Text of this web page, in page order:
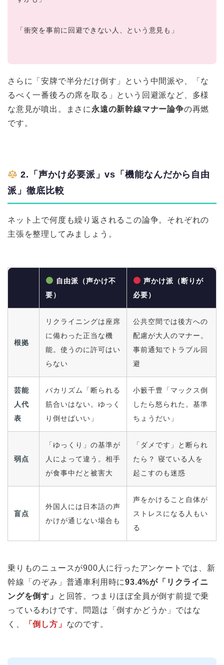
「衝突を事前に回避できない人、という意見も」
さらに「安牌で半分だけ倒す」という中間派や、「な
るべく一番後ろの席を取る」という回避派など、多様
な意見が噴出。まさに 永遠の新幹線マナー論争の再燃
です。
2.「声かけ必要派」vs「機能なんだから自由
派」徹底比較
ネット上で何度も繰り返されるこの論争。それぞれの
主張を整理してみましょう。
自由派（声かけ不
要）
声かけ派（断りが
必要）
根拠
リクライニングは座席
に備わった正当な機
能。使うのに許可はい
らない
公共空間では後方への
配慮が大人のマナー。
事前通知でトラブル回
避
芸能
人代
表
バカリズム「断られる
筋合いはない。ゆっく
り倒せばいい」
小籔千豊「マックス倒
したら怒られた。基準
ちょうだい」
弱点
「ゆっくり」の基準が
人によって違う。相手
が食事中だと被害大
「ダメです」と断られ
たら？ 寝ている人を
起こすのも迷惑
盲点
外国人には日本語の声
かけが通じない場合も
声をかけること自体が
ストレスになる人もい
る
乗りものニュースが900人に行ったアンケートでは、新
幹線「のぞみ」普通車利用時に93.4%が「リクライニ
ングを倒す」
と回答。つまりほぼ全員が倒す前提で乗
っているわけです。問題は「倒すかどうか」ではな
く、
「倒し方」 なのです。